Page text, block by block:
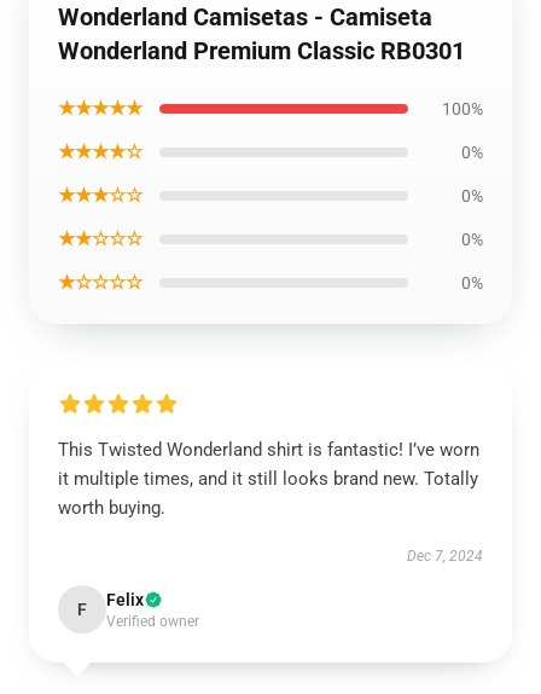
Wonderland Camisetas - Camiseta
Wonderland Premium Classic RB0301
★★★★★ 100%
★★★★☆ 0%
★★★☆☆ 0%
★★☆☆☆ 0%
★☆☆☆☆ 0%
This Twisted Wonderland shirt is fantastic! I’ve worn
it multiple times, and it still looks brand new. Totally
worth buying.
Dec 7, 2024
F Felix
Verified owner